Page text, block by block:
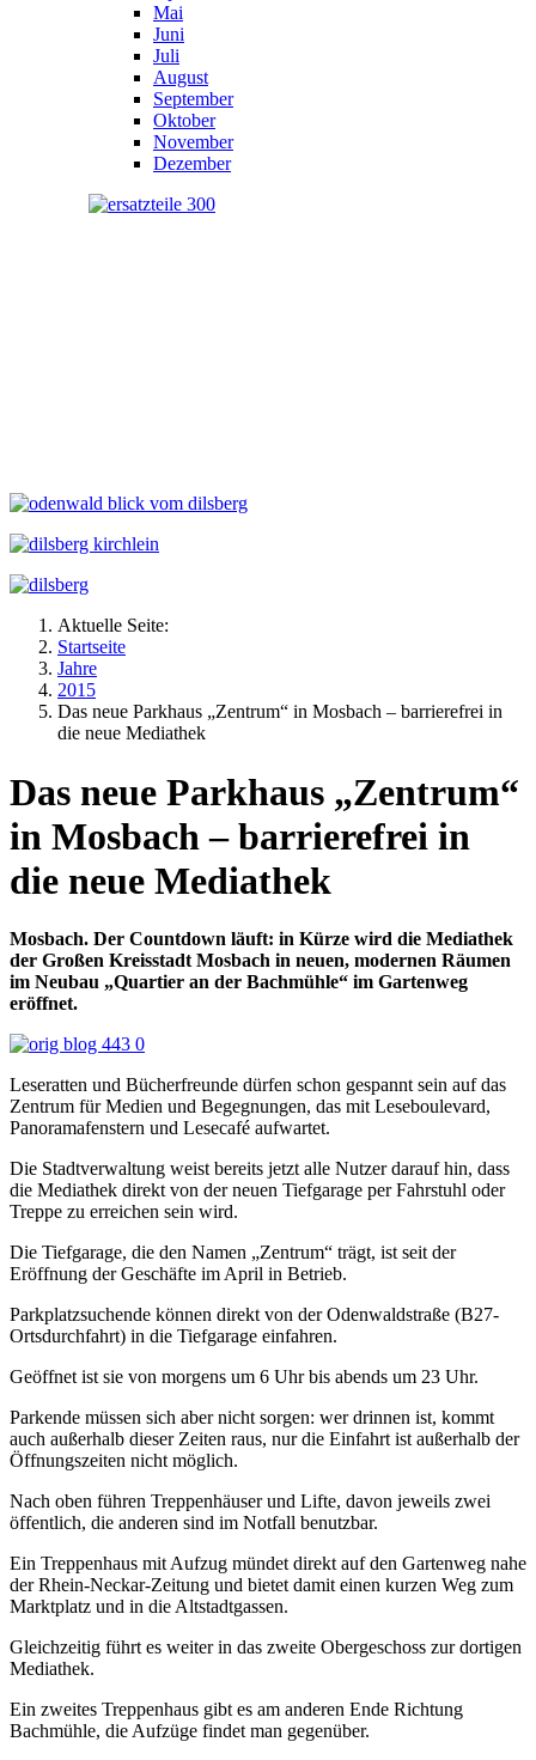
Mai
Juni
Juli
August
September
Oktober
November
Dezember
Aktuelle Seite:
Startseite
Jahre
2015
Das neue Parkhaus „Zentrum“ in Mosbach – barrierefrei in
die neue Mediathek
Das neue Parkhaus „Zentrum“
in Mosbach – barrierefrei in
die neue Mediathek
Mosbach. Der Countdown läuft: in Kürze wird die Mediathek
der Großen Kreisstadt Mosbach in neuen, modernen Räumen
im Neubau „Quartier an der Bachmühle“ im Gartenweg
eröffnet.
Leseratten und Bücherfreunde dürfen schon gespannt sein auf das
Zentrum für Medien und Begegnungen, das mit Leseboulevard,
Panoramafenstern und Lesecafé aufwartet.
Die Stadtverwaltung weist bereits jetzt alle Nutzer darauf hin, dass
die Mediathek direkt von der neuen Tiefgarage per Fahrstuhl oder
Treppe zu erreichen sein wird.
Die Tiefgarage, die den Namen „Zentrum“ trägt, ist seit der
Eröffnung der Geschäfte im April in Betrieb.
Parkplatzsuchende können direkt von der Odenwaldstraße (B27-
Ortsdurchfahrt) in die Tiefgarage einfahren.
Geöffnet ist sie von morgens um 6 Uhr bis abends um 23 Uhr.
Parkende müssen sich aber nicht sorgen: wer drinnen ist, kommt
auch außerhalb dieser Zeiten raus, nur die Einfahrt ist außerhalb der
Öffnungszeiten nicht möglich.
Nach oben führen Treppenhäuser und Lifte, davon jeweils zwei
öffentlich, die anderen sind im Notfall benutzbar.
Ein Treppenhaus mit Aufzug mündet direkt auf den Gartenweg nahe
der Rhein-Neckar-Zeitung und bietet damit einen kurzen Weg zum
Marktplatz und in die Altstadtgassen.
Gleichzeitig führt es weiter in das zweite Obergeschoss zur dortigen
Mediathek.
Ein zweites Treppenhaus gibt es am anderen Ende Richtung
Bachmühle, die Aufzüge findet man gegenüber.